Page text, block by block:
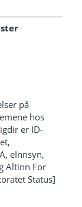
på
hos
er ID-
eInnsyn,
Altinn For
Status]